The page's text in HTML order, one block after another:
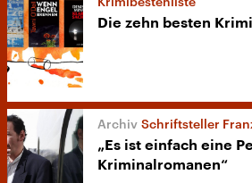
Die zehn besten
Schriftsteller
„Es ist einfach eine
Kriminalromanen“